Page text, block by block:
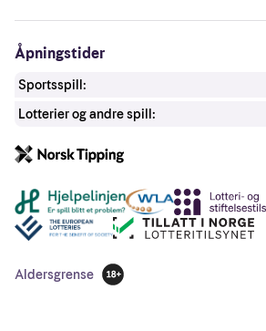
Åpningstider
Sportsspill:
Lotterier og andre spill:
Andre lenker
Aldersgrense
18 år